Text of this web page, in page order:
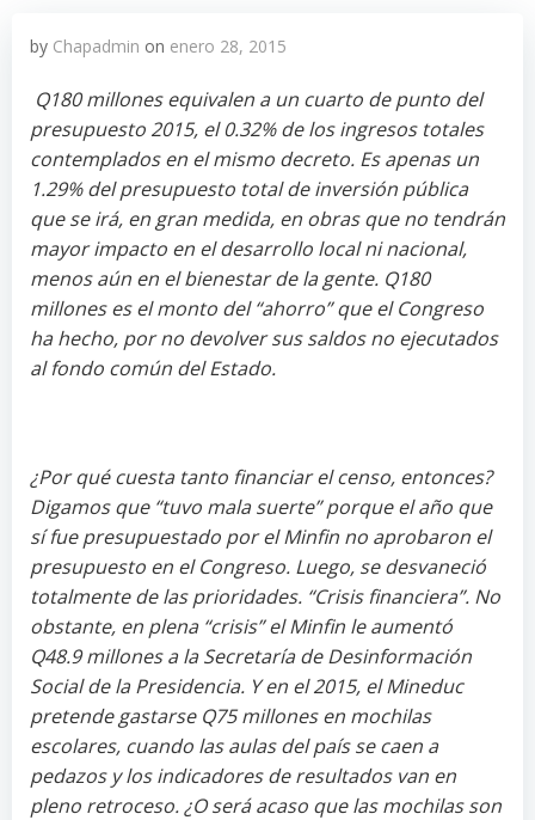
by Chapadmin on enero 28, 2015
Q180 millones equivalen a un cuarto de punto del
presupuesto 2015, el 0.32% de los ingresos totales
contemplados en el mismo decreto. Es apenas un
1.29% del presupuesto total de inversión pública
que se irá, en gran medida, en obras que no tendrán
mayor impacto en el desarrollo local ni nacional,
menos aún en el bienestar de la gente. Q180
millones es el monto del “ahorro” que el Congreso
ha hecho, por no devolver sus saldos no ejecutados
al fondo común del Estado.
¿Por qué cuesta tanto financiar el censo, entonces?
Digamos que “tuvo mala suerte” porque el año que
sí fue presupuestado por el Minfin no aprobaron el
presupuesto en el Congreso. Luego, se desvaneció
totalmente de las prioridades. “Crisis financiera”. No
obstante, en plena “crisis” el Minfin le aumentó
Q48.9 millones a la Secretaría de Desinformación
Social de la Presidencia. Y en el 2015, el Mineduc
pretende gastarse Q75 millones en mochilas
escolares, cuando las aulas del país se caen a
pedazos y los indicadores de resultados van en
pleno retroceso. ¿O será acaso que las mochilas son